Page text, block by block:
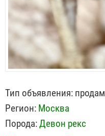
Тип объявления: продам
Регион: Москва
Порода:Девон рекс